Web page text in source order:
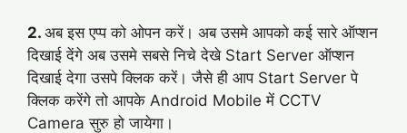
2. अब इस एप्प को ओपन करें। अब उसमे आपको कई सारे ऑप्शन
दिखाई देंगे अब उसमे सबसे निचे देखे Start Server ऑप्शन
दिखाई देगा उसपे क्लिक करें। जैसे ही आप Start Server पे
क्लिक करेंगे तो आपके Android Mobile में CCTV
Camera सुरु हो जायेगा।